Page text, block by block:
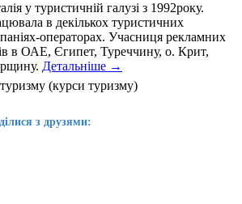
у туристичній галузі з 1992року.
в декількох туристичних
операторах. Учасниця рекламних
в ОАЕ, Єгипет, Туреччину, о. Крит,
Детальніше →
(курси туризму)
з друзями: